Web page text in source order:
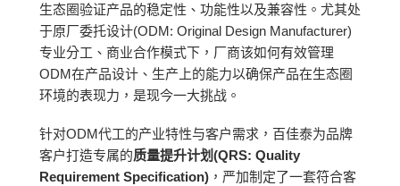
生态圈验证产品的稳定性、功能性以及兼容性。尤其处
于原厂委托设计(ODM: Original Design Manufacturer)
专业分工、商业合作模式下，厂商该如何有效管理
ODM在产品设计、生产上的能力以确保产品在生态圈
环境的表现力，是现今一大挑战。
针对ODM代工的产业特性与客户需求，百佳泰为品牌
客户打造专属的质量提升计划(QRS: Quality
Requirement Specification)，严加制定了一套符合客